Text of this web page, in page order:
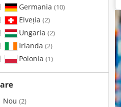
Germania (10)
Elveția (2)
Ungaria (2)
Irlanda (2)
Polonia (1)
Nou (2)